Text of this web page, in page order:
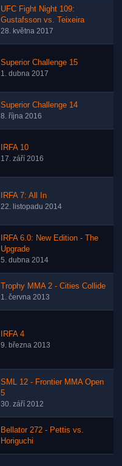
UFC Fight Night 109:
Gustafsson vs. Teixeira
28. května 2017
Superior Challenge 15
1. dubna 2017
Superior Challenge 14
8. října 2016
IRFA 10
17. září 2016
IRFA 7: All In
22. listopadu 2014
IRFA 6.0: New Edition - The
Upgrade
5. dubna 2014
Trophy MMA 2 - Cities Collide
1. června 2013
IRFA 4
9. března 2013
SML 12 - Frontier MMA Open
5
30. září 2012
Bellator 272 - Pettis vs.
Horiguchi